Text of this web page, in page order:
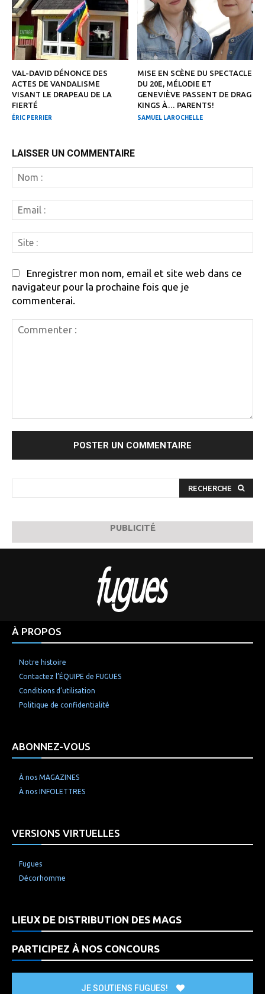
VAL-DAVID DÉNONCE DES
ACTES DE VANDALISME
VISANT LE DRAPEAU DE LA
FIERTÉ
ÉRIC PERRIER
MISE EN SCÈNE DU SPECTACLE
DU 20E, MÉLODIE ET
GENEVIÈVE PASSENT DE DRAG
KINGS À… PARENTS!
SAMUEL LAROCHELLE
LAISSER UN COMMENTAIRE
:
:
:
Enregistrer mon nom, email et site web dans ce
navigateur pour la prochaine fois que je
commenterai.
RECHERCHE
PUBLICITÉ
À PROPOS
Notre histoire
Contactez l’ÉQUIPE de FUGUES
Conditions d’utilisation
Politique de confidentialité
ABONNEZ-VOUS
À nos MAGAZINES
À nos INFOLETTRES
VERSIONS VIRTUELLES
Fugues
Décorhomme
LIEUX DE DISTRIBUTION DES MAGS
PARTICIPEZ À NOS CONCOURS
JE SOUTIENS FUGUES!